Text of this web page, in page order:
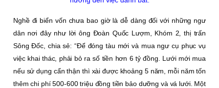
Nghề đi biển vốn chưa bao giờ là dễ dàng đối với những ngư
dân nơi đây như lời ông Ðoàn Quốc Lượm, Khóm 2, thị trấn
Sông Ðốc, chia sẻ: “Ðể đóng tàu mới và mua ngư cụ phục vụ
việc khai thác, phải bỏ ra số tiền hơn 6 tỷ đồng. Lưới mới mua
nếu sử dụng cẩn thận thì xài được khoảng 5 năm, mỗi năm tốn
thêm chi phí 500-600 triệu đồng tiền bảo dưỡng và vá lưới. Một